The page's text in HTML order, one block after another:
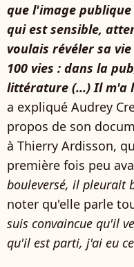
que l'image
qui est sensible,
voulais révéler sa
100 vies : dans la
littérature (...) Il m'a
a expliqué Audrey
propos de son
à Thierry Ardisson,
première fois peu
bouleversé, il pleurait
noter qu'elle parle
suis convaincue qu'il
qu'il est parti, j'ai eu